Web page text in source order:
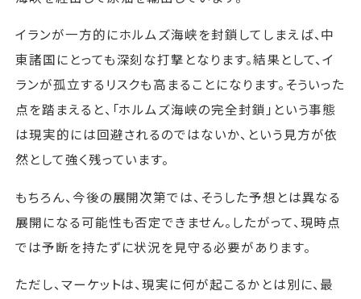
イランが一方的にホルムズ海峡を封鎖してしまえば、中
東諸国にとっても深刻な打撃となります。結果として、イ
ランが孤立するリスクも高まることになります。そういった
点を踏まえると、「ホルムズ海峡の完全封鎖」という事態
は現実的には回避されるのではないか、という見方が依
然として強く残っています。
もちろん、今後の展開次第では、そうした予想とは異なる
展開になる可能性も否定できません。したがって、現時点
では予断を持たずに状況を見守る必要があります。
ただし、マーケットは、現実に何が起こるかとは別に、最